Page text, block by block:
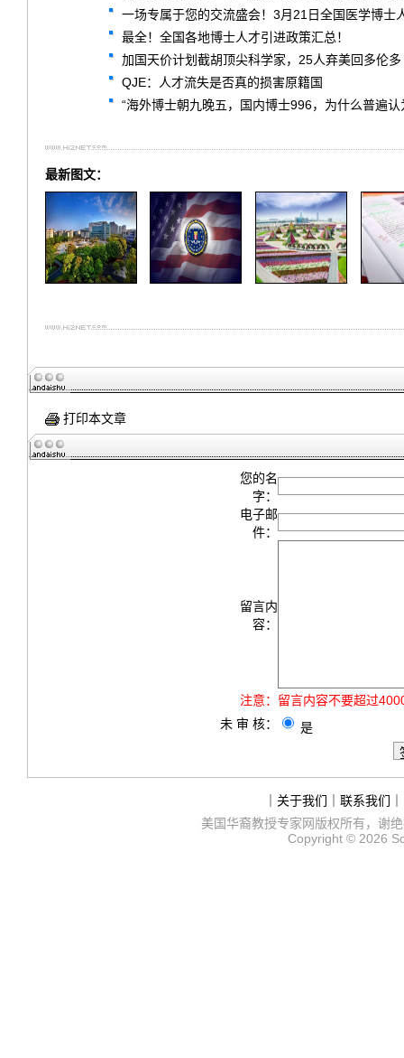
一场专属于您的交流盛会！3月21日全国医学博士
最全！全国各地博士人才引进政策汇总！
加国天价计划截胡顶尖科学家，25人弃美回多伦多
QJE：人才流失是否真的损害原籍国
“海外博士朝九晚五，国内博士996，为什么普遍
最新图文：
打印本文章
您的名
字：
电子邮
件：
留言内
容：
注意： 留言内容不要超过
未 审 核：
是
关于我们 联系我们
美国华裔教授专家网版权所有，谢
Copyright © 2026